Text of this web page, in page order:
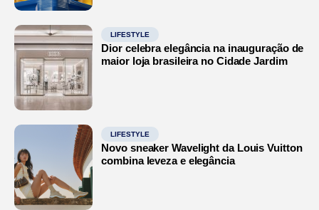
LIFESTYLE
Dior celebra elegância na inauguração de
maior loja brasileira no Cidade Jardim
LIFESTYLE
Novo sneaker Wavelight da Louis Vuitton
combina leveza e elegância